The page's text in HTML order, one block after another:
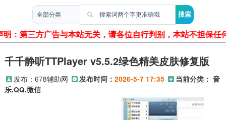
明：第三方广告与本站无关，请各位自行判别，本站不担保
千千静听TTPlayer v5.5.2绿色精美皮肤修复版
发布： 678辅助网 发布时间： 2026-5-7 17:35 当前分类： 音
乐,QQ,微信